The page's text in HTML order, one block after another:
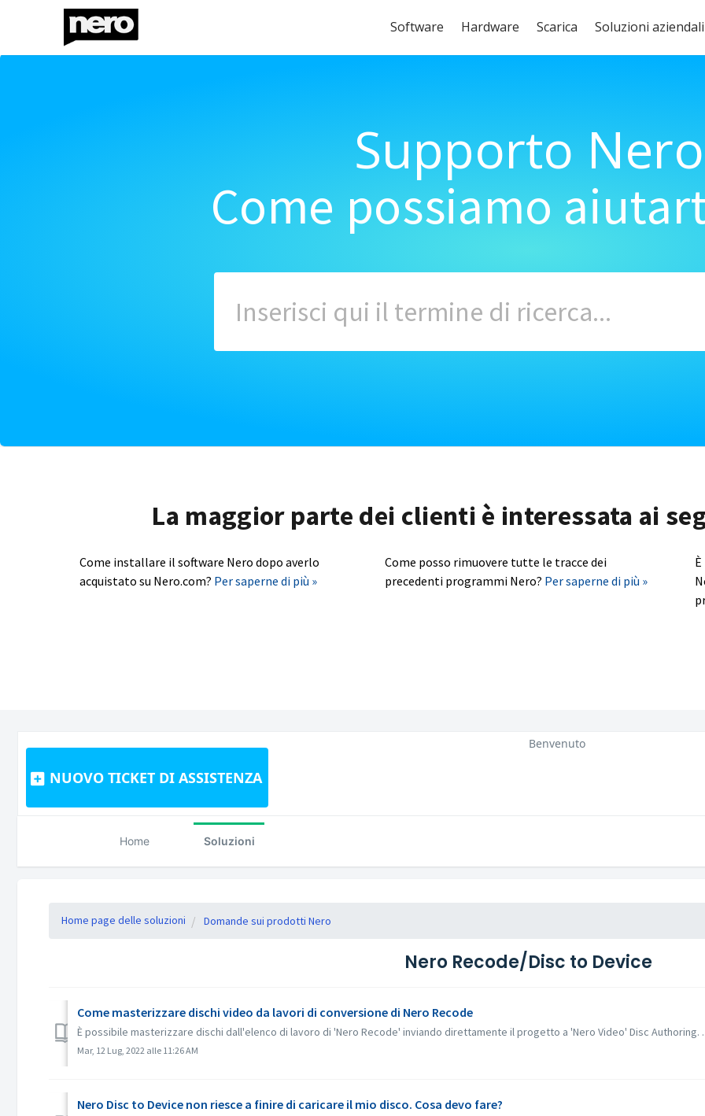
Software Hardware Scarica Soluzioni aziendali
Supporto Nero
Come possiamo
La maggior parte dei clienti è interessata ai
Come installare il software Nero dopo averlo
acquistato su Nero.com? Per saperne di più »
Come posso rimuovere tutte le tracce dei
precedenti programmi Nero? Per saperne di più »
NUOVO TICKET DI ASSISTENZA
Benvenuto
Home Soluzioni
Home page delle soluzioni Domande sui prodotti Nero
Nero Recode/Disc to Device
Come masterizzare dischi video da lavori di conversione di Nero Recode
È possibile masterizzare dischi dall'elenco di lavoro di 'Nero Recode' inviando direttamente il progetto a 'Nero Video' Disc Authoring.
Mar, 12 Lug, 2022 alle 11:26 AM
Nero Disc to Device non riesce a finire di caricare il mio disco. Cosa devo fare?